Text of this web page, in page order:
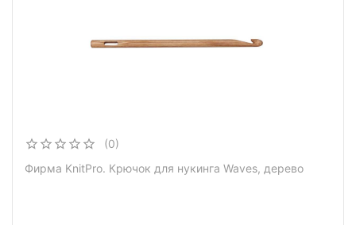
(0)
Фирма KnitPro. Крючок для нукинга Waves, дерево